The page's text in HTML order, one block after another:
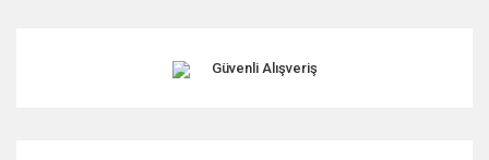
Güvenli Alışveriş